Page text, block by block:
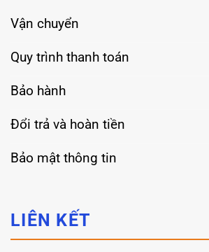
Vận chuyển
Quy trình thanh toán
Bảo hành
Đổi trả và hoàn tiền
Bảo mật thông tin
LIÊN KẾT